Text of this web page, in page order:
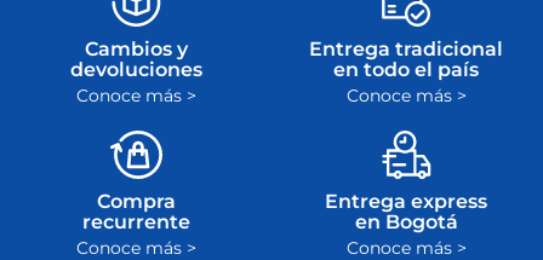
Cambios y
devoluciones
Conoce más >
Entrega tradicional
en todo el país
Conoce más >
Compra
recurrente
Conoce más >
Entrega express
en Bogotá
Conoce más >